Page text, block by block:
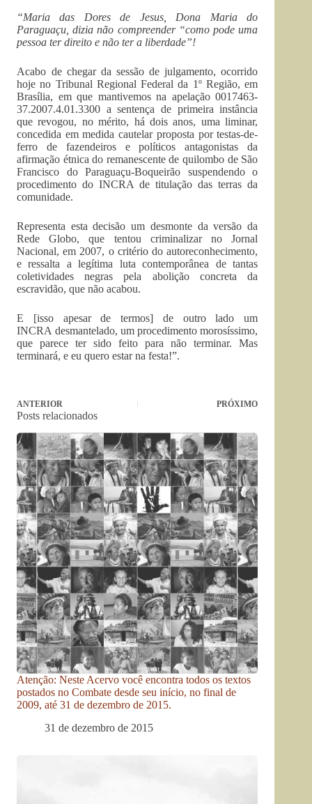
“Maria das Dores de Jesus, Dona Maria do
Paraguaçu, dizia não compreender “como pode uma
pessoa ter direito e não ter a liberdade”!
Acabo de chegar da sessão de julgamento, ocorrido
hoje no Tribunal Regional Federal da 1º Região, em
Brasília, em que mantivemos na apelação 0017463-
37.2007.4.01.3300 a sentença de primeira instância
que revogou, no mérito, há dois anos, uma liminar,
concedida em medida cautelar proposta por testas-de-
ferro de fazendeiros e políticos antagonistas da
afirmação étnica do remanescente de quilombo de São
Francisco do Paraguaçu-Boqueirão suspendendo o
procedimento do INCRA de titulação das terras da
comunidade.
Representa esta decisão um desmonte da versão da
Rede Globo, que tentou criminalizar no Jornal
Nacional, em 2007, o critério do autoreconhecimento,
e ressalta a legítima luta contemporânea de tantas
coletividades negras pela abolição concreta da
escravidão, que não acabou.
E [isso apesar de termos] de outro lado um
INCRA desmantelado, um procedimento morosíssimo,
que parece ter sido feito para não terminar. Mas
terminará, e eu quero estar na festa!”.
ANTERIOR PRÓXIMO
Posts relacionados
Atenção: Neste Acervo você encontra todos os textos
postados no Combate desde seu início, no final de
2009, até 31 de dezembro de 2015.
31 de dezembro de 2015